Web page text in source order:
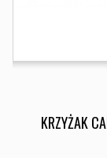
KRZYŻAK